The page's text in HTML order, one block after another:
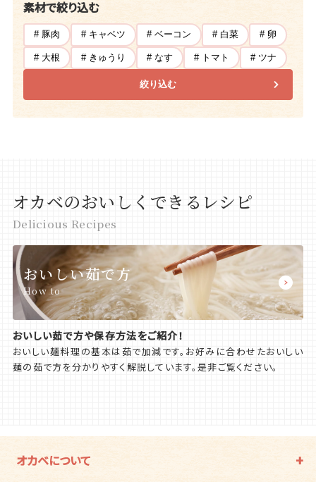
素材で絞り込む
# 豚肉 # キャベツ # ベーコン # 白菜 # 卵
# 大根 # きゅうり # なす # トマト # ツナ
絞り込む
オカベのおいしくできるレシピ
Delicious Recipes
おいしい茹で方
How to
おいしい茹で方や保存方法をご紹介！
おいしい麺料理の基本は茹で加減です。お好みに合わせたおいしい
麺の茹で方を分かりやすく解説しています。是非ご覧ください。
オカベについて